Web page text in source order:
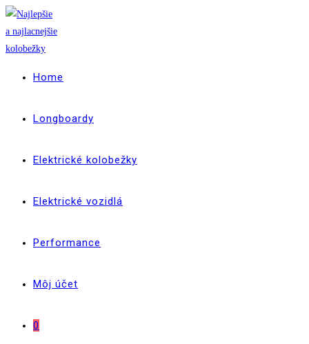
Skip
to
content
Home
Longboardy
Elektrické kolobežky
Elektrické vozidlá
Performance
Môj účet
0